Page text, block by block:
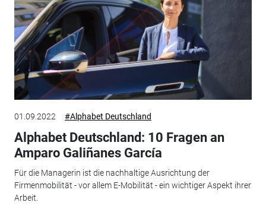
01.09.2022 #Alphabet Deutschland
Alphabet Deutschland: 10 Fragen an
Amparo Galiñanes García
Für die Managerin ist die nachhaltige Ausrichtung der
Firmenmobilität - vor allem E-Mobilität - ein wichtiger Aspekt ihrer
Arbeit.